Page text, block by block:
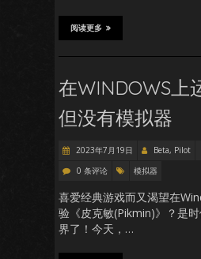
阅读更多
在WINDOWS上
但没有模拟器
2023年7月19日 Beta, Pilot
0 条评论
模拟器
喜爱经典游戏而又渴望在
验《皮克敏(Pikmin)》？是
界了！今天，…